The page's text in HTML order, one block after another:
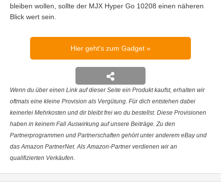
bleiben wollen, sollte der MJX Hyper Go 10208 einen näheren
Blick wert sein.
Hier geht's zum Gadget
Wenn du über einen Link auf dieser Seite ein Produkt kaufst, erhalten wir
oftmals eine kleine Provision als Vergütung. Für dich entstehen dabei
keinerlei Mehrkosten und dir bleibt frei wo du bestellst. Diese Provisionen
haben in keinem Fall Auswirkung auf unsere Beiträge. Zu den
Partnerprogrammen und Partnerschaften gehört unter anderem eBay und
das Amazon PartnerNet. Als Amazon-Partner verdienen wir an
qualifizierten Verkäufen.